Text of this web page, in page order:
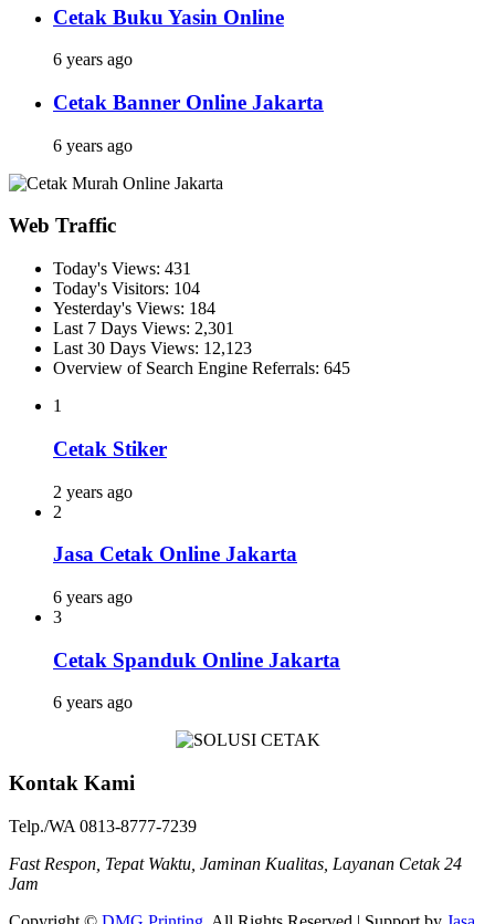
Cetak Buku Yasin Online
6 years ago
Cetak Banner Online Jakarta
6 years ago
Web Traffic
Today's Views: 431
Today's Visitors: 104
Yesterday's Views: 184
Last 7 Days Views: 2,301
Last 30 Days Views: 12,123
Overview of Search Engine Referrals: 645
1
Cetak Stiker
2 years ago
2
Jasa Cetak Online Jakarta
6 years ago
3
Cetak Spanduk Online Jakarta
6 years ago
Kontak Kami
Telp./WA 0813-8777-7239
Fast Respon, Tepat Waktu, Jaminan Kualitas, Layanan Cetak 24
Jam